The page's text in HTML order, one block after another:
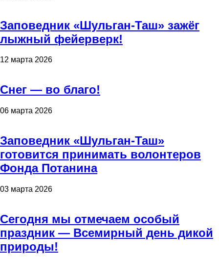
Заповедник «Шульган-Таш» зажёг
лыжный фейерверк!
12 марта 2026
Снег — во благо!
06 марта 2026
Заповедник «Шульган-Таш»
готовится принимать волонтеров
Фонда Потанина
03 марта 2026
Сегодня мы отмечаем особый
праздник — Всемирный день дикой
природы!